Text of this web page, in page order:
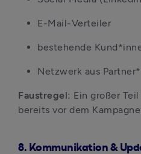
E-Mail-Verteiler
bestehende
Netzwerk aus
Faustregel: Ein großer
bereits vor dem
8. Kommunikation &